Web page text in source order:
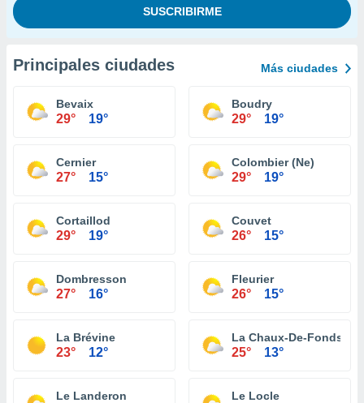
Principales ciudades Más ciudades
Bevaix
29° 19°
Boudry
29° 19°
Cernier
27° 15°
Colombier (Ne)
29° 19°
Cortaillod
29° 19°
Couvet
26° 15°
Dombresson
27° 16°
Fleurier
26° 15°
La Brévine
23° 12°
La Chaux-De-Fonds
25° 13°
Le Landeron Le Locle